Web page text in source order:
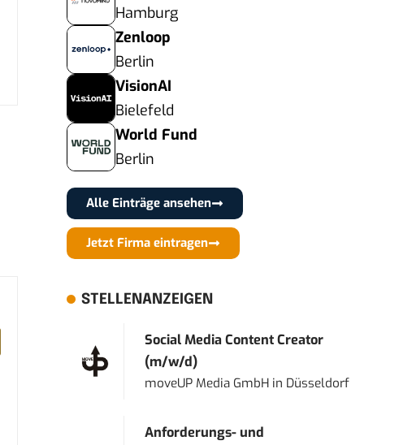
Hamburg
Zenloop
Berlin
VisionAI
Bielefeld
World Fund
Berlin
Alle Einträge ansehen
Jetzt Firma eintragen
STELLENANZEIGEN
Social Media Content Creator
(m/w/d)
moveUP Media GmbH in Düsseldorf
Anforderungs- und